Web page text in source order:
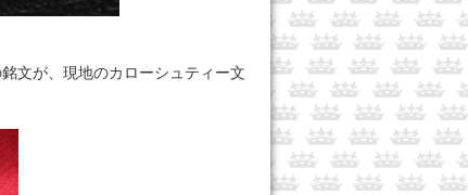
文が、現地のカローシュティー文